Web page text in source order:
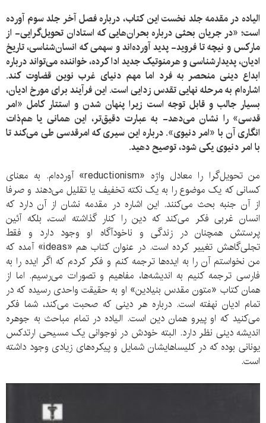
الیاده در مقدمه جلد نخست این کتاب، درباره فصل آخر جلد سوم آورده
است؛ «در جریان بحثی درباره بحران‌هایی که استادان تحویل‌گرایی- از
مارکس و نیچه تا فروید- پدید آورده‌اند و سهمی که انسان‌شناسی، تاریخ
ادیان، پدیدارشناسی و هرمنوتیک جدید ادا کرده، خواننده می‌تواند درباره
ابداع دینی منحصر به فرد اما مهم دنیای غرب نوین قضاوت کند.
اشاره‌ام به مرحله نهایی تقدس زدایی است. این فرآیند برای مورخ ادیان،
بسیار جالب و قابل توجه است زیرا پنهان شدن و استتار کامل «امر
قدسی» را نشان می‌دهد- به عبارت دقیق‌تر، این همانی یا هم‌ذات
انگاری آن با «امر دنیوی». درباره این سیری که امرقدسی طی می‌کند تا
با امر دنیوی یکی شود، توصیح دهید.
من تحویل‌گرا را معادل واژه «reductionism» آورده‌ام. به معنای
کسانی که یک موضوع را به یک نکته تخفیف یا تقلیل می‌دهند و صرفا
از آن جنبه بحث می‌کنند. این اشاره در مقدمه نشان از آن دارد که
انسان غربی فکر می‌کند که دین را کنار گذاشته است، بلکه آئین
پرستش همچنان در زندگی و ناخودآگاه او وجود دارد و فقط
تجلی‌گاهش تغییر کرده است. در عنوان کتاب هم «ideas» آمده که
من نخواستم آن را به ایده‌ها ترجمه کنم و فکر کردم که اگر ایده را به
فارسی ترجمه کنیم به اندیشه‌ها، مفاهیم و تصورات می‌رسیم. اما از
همان کتاب «متون مقدس بنیادین» او به حقیقت واحدی رسیده که در
تمام ادیان نهفته است. درباره هر دینی که صحبت می‌کند، شما فکر
می‌کنید که او پیرو همان دین است. الیاده در تمام مباحث به جوهره
اندیشه دینی نظر دارد. البته خودش در نوجوانی یک مسیحی ارتدکس
یونانی بوده که در کلیساهایشان شمایل و پیکره‌های زیادی وجود داشته
است.